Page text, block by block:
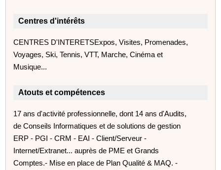
Centres d'intérêts
CENTRES D'INTERETSExpos, Visites, Promenades,
Voyages, Ski, Tennis, VTT, Marche, Cinéma et
Musique...
Atouts et compétences
17 ans d'activité professionnelle, dont 14 ans d'Audits,
de Conseils Informatiques et de solutions de gestion
ERP - PGI - CRM - EAI - Client/Serveur -
Internet/Extranet... auprès de PME et Grands
Comptes.- Mise en place de Plan Qualité & MAQ. -